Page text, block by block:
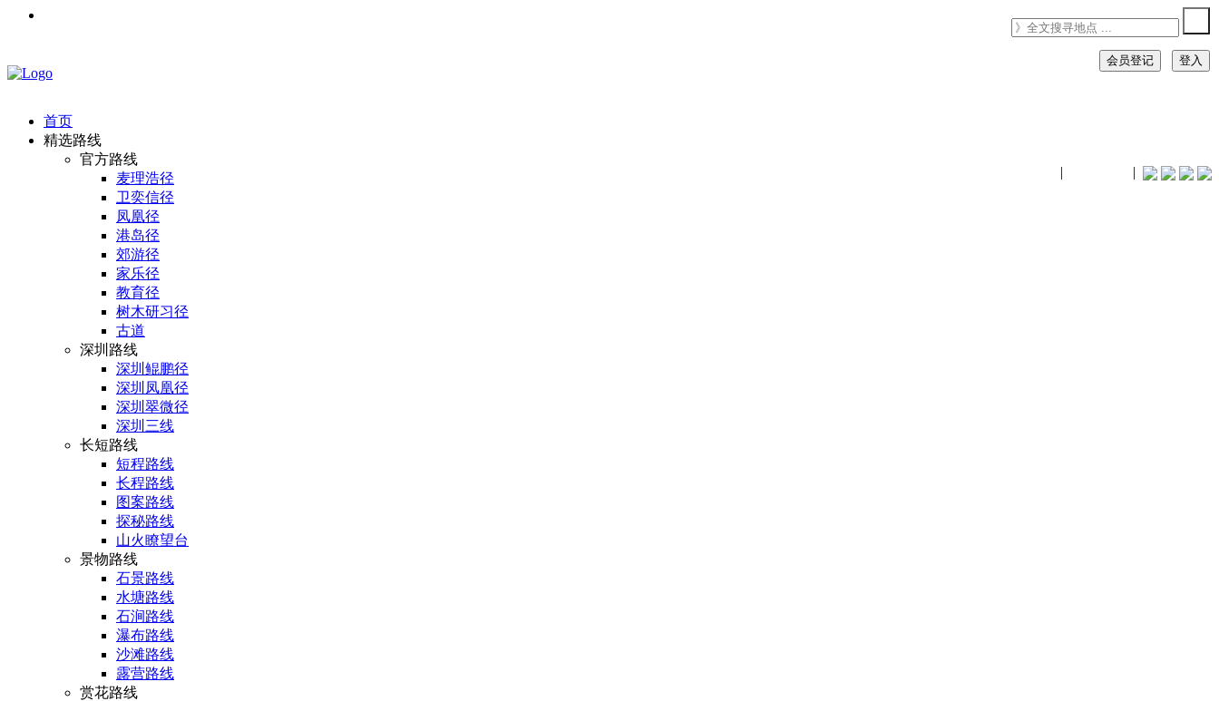
| |
会员登记 登入
首页
精选路线
官方路线
麦理浩径
卫奕信径
凤凰径
港岛径
郊游径
家乐径
教育径
树木研习径
古道
深圳路线
深圳鲲鹏径
深圳凤凰径
深圳翠微径
深圳三线
长短路线
短程路线
长程路线
图案路线
探秘路线
山火瞭望台
景物路线
石景路线
水塘路线
石涧路线
瀑布路线
沙滩路线
露营路线
赏花路线